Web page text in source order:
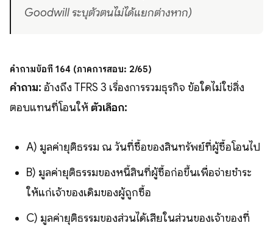
Goodwill ระบุตัวตนไม่ได้แยกต่างหาก)
คำถามข้อที่ 164 (ภาคการสอบ: 2/65)
คำถาม: อ้างถึง TFRS 3 เรื่องการรวมธุรกิจ ข้อใดไม่ใช่สิ่ง
ตอบแทนที่โอนให้ ตัวเลือก:
A) มูลค่ายุติธรรม ณ วันที่ซื้อของสินทรัพย์ที่ผู้ซื้อโอนไป
B) มูลค่ายุติธรรมของหนี้สินที่ผู้ซื้อก่อขึ้นเพื่อจ่ายชำระ
ให้แก่เจ้าของเดิมของผู้ถูกซื้อ
C) มูลค่ายุติธรรมของส่วนได้เสียในส่วนของเจ้าของที่